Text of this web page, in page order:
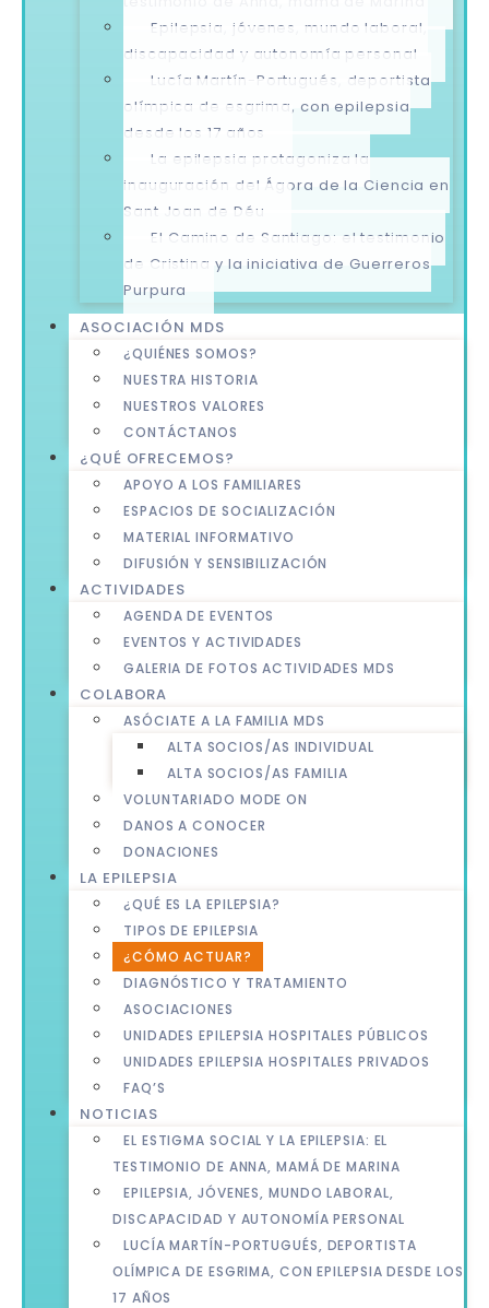
Epilepsia, jóvenes, mundo laboral,
discapacidad y autonomía personal
Lucía Martín-Portugués, deportista
olímpica de esgrima, con epilepsia
desde los 17 años
La epilepsia protagoniza la
inauguración del Ágora de la Ciencia en
Sant Joan de Déu
El Camino de Santiago: el testimonio
de Cristina y la iniciativa de Guerreros
Purpura
ASOCIACIÓN MDS
¿QUIÉNES SOMOS?
NUESTRA HISTORIA
NUESTROS VALORES
CONTÁCTANOS
¿QUÉ OFRECEMOS?
APOYO A LOS FAMILIARES
ESPACIOS DE SOCIALIZACIÓN
MATERIAL INFORMATIVO
DIFUSIÓN Y SENSIBILIZACIÓN
ACTIVIDADES
AGENDA DE EVENTOS
EVENTOS Y ACTIVIDADES
GALERIA DE FOTOS ACTIVIDADES MDS
COLABORA
ASÓCIATE A LA FAMILIA MDS
ALTA SOCIOS/AS INDIVIDUAL
ALTA SOCIOS/AS FAMILIA
VOLUNTARIADO MODE ON
DANOS A CONOCER
DONACIONES
LA EPILEPSIA
¿QUÉ ES LA EPILEPSIA?
TIPOS DE EPILEPSIA
¿CÓMO ACTUAR?
DIAGNÓSTICO Y TRATAMIENTO
ASOCIACIONES
UNIDADES EPILEPSIA HOSPITALES PÚBLICOS
UNIDADES EPILEPSIA HOSPITALES PRIVADOS
FAQ’S
NOTICIAS
EL ESTIGMA SOCIAL Y LA EPILEPSIA: EL
TESTIMONIO DE ANNA, MAMÁ DE MARINA
EPILEPSIA, JÓVENES, MUNDO LABORAL,
DISCAPACIDAD Y AUTONOMÍA PERSONAL
LUCÍA MARTÍN-PORTUGUÉS, DEPORTISTA
OLÍMPICA DE ESGRIMA, CON EPILEPSIA DESDE LOS
17 AÑOS